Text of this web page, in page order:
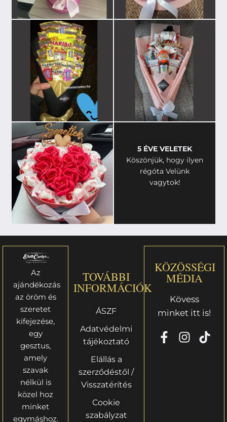
5 ÉVE VELETEK
Köszönjük, hogy ilyen
régóta Velünk
vagytok!
Az
ajándékozás
az öröm és
szeretet
kifejezése,
egy
gesztus,
amely
szavak
nélkül is
közel hoz
minket
egymáshoz.
TOVÁBBI
INFORMÁCIÓK
ÁSZF
Adatvédelmi
tájékoztató
Elállás a
szerződéstől /
Visszatérítés
Cookie
szabályzat
KÖZÖSSÉGI
MÉDIA
Kövess
minket itt is!